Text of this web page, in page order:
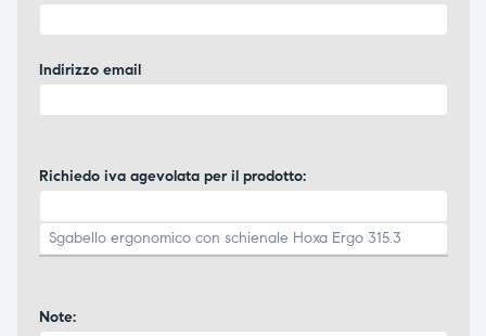
Indirizzo email
Richiedo iva agevolata per il prodotto:
Note: